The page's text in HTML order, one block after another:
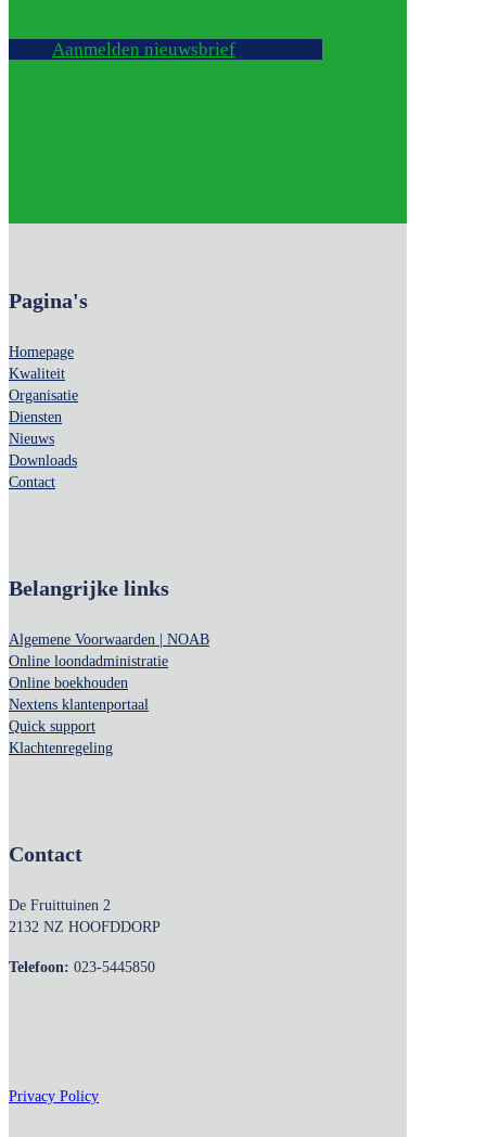
Aanmelden nieuwsbrief
Pagina's
Homepage
Kwaliteit
Organisatie
Diensten
Nieuws
Downloads
Contact
Belangrijke links
Algemene Voorwaarden | NOAB
Online loondadministratie
Online boekhouden
Nextens klantenportaal
Quick support
Klachtenregeling
Contact
De Fruittuinen 2
2132 NZ HOOFDDORP
Telefoon: 023-5445850
Privacy Policy